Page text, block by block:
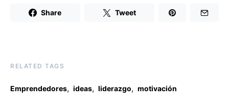
Share Tweet
RELATED TAGS
Emprendedores, ideas, liderazgo, motivación